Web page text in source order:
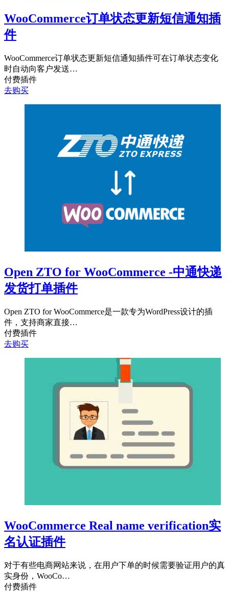
WooCommerce订单状态更新短信通知插
件
WooCommerce订单状态更新短信通知插件可在订单状态变化
时自动向客户发送…
付费插件
去购买
Open ZTO for WooCommerce -中通快递
发货打单插件
Open ZTO for WooCommerce是一款专为WordPress设计的插
件，支持商家直接…
付费插件
去购买
WooCommerce Real name verification实
名认证插件
对于有些电商网站来说，在用户下单的时候需要验证用户的真
实身份，WooCo…
付费插件